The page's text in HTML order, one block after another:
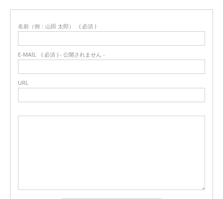
名前（例：山田 太郎） ( 必須 )
E-MAIL ( 必須 ) - 公開されません -
URL